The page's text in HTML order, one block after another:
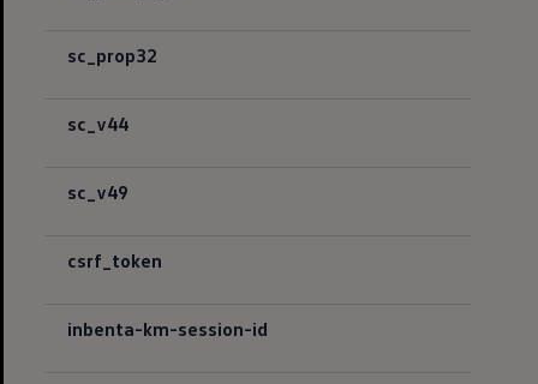
sc_prop32
sc_v44
sc_v49
csrf_token
inbenta-km-session-id